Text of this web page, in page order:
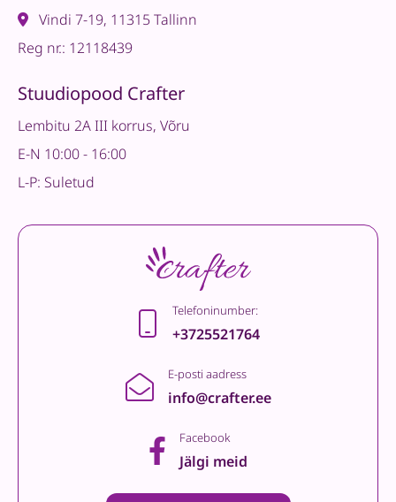
Vindi 7-19, 11315 Tallinn
Reg nr.: 12118439
Stuudiopood Crafter
Lembitu 2A III korrus, Võru
E-N 10:00 - 16:00
L-P: Suletud
Telefoninumber:
+3725521764
E-posti aadress
info@crafter.ee
Facebook
Jälgi meid